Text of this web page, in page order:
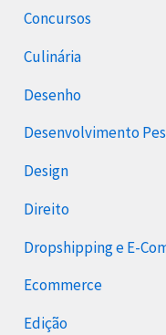
Concursos
Culinária
Desenho
Desenvolvimento
Design
Direito
Dropshipping e E-
Ecommerce
Edição